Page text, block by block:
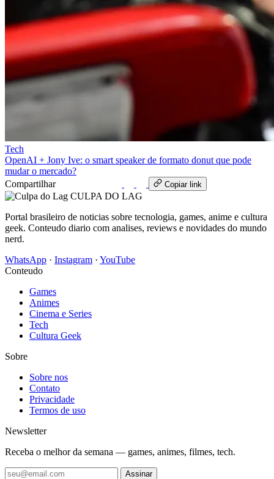
Tech
OpenAI + Jony Ive: o smart speaker de formato donut que pode
mudar o mercado?
Compartilhar
Copiar link
CULPA DO LAG
Portal brasileiro de noticias sobre tecnologia, games, anime e cultura
geek. Conteudo diario com analises, reviews e novidades do mundo
nerd.
WhatsApp · Instagram · YouTube
Conteudo
Games
Animes
Cinema e Series
Tech
Cultura Geek
Sobre
Sobre nos
Contato
Privacidade
Termos de uso
Newsletter
Receba o melhor da semana — games, animes, filmes, tech.
Assinar